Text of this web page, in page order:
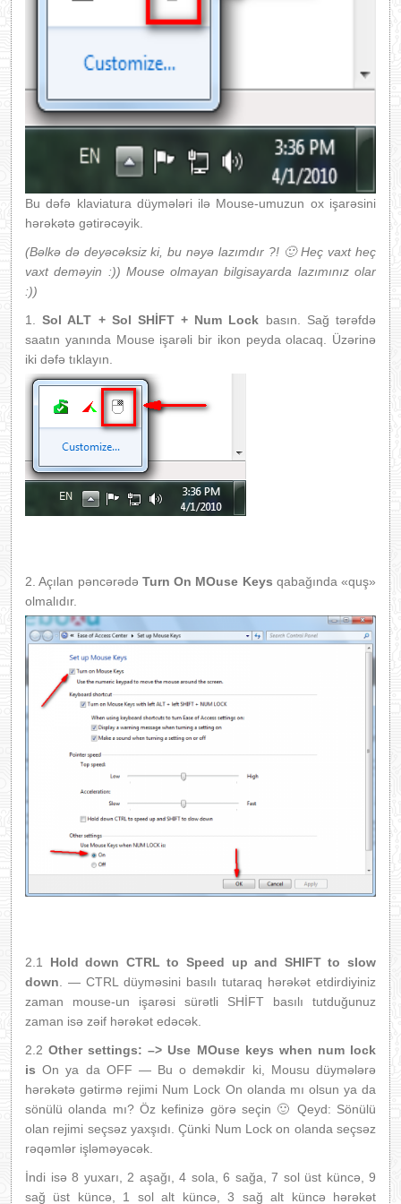
Bu dəfə klaviatura düymələri ilə Mouse-umuzun ox işarəsini
hərəkətə gətirəcəyik.
(Bəlkə də deyəcəksiz ki, bu nəyə lazımdır ?! 🙂 Heç vaxt heç
vaxt deməyin :)) Mouse olmayan bilgisayarda lazımınız olar
:))
1.Sol ALT + Sol SHİFT + Num Lock basın. Sağ tərəfdə
saatın yanında Mouse işarəli bir ikon peyda olacaq. Üzərinə
iki dəfə tıklayın.
2. Açılan pəncərədə Turn On MOuse Keys qabağında «quş»
olmalıdır.
2.1 Hold down CTRL to Speed up and SHIFT to slow
down . — CTRL düyməsini basılı tutaraq hərəkət etdirdiyiniz
zaman mouse-un işarəsi sürətli SHİFT basılı tutduğunuz
zaman isə zəif hərəkət edəcək.
2.2Other settings: –> Use MOuse keys when num lock
is On ya da OFF — Bu o deməkdir ki, Mousu düymələrə
hərəkətə gətirmə rejimi Num Lock On olanda mı olsun ya da
sönülü olanda mı? Öz kefinizə görə seçin 🙂 Qeyd: Sönülü
olan rejimi seçsəz yaxşıdı. Çünki Num Lock on olanda seçsəz
rəqəmlər işləməyəcək.
İndi isə 8 yuxarı, 2 aşağı, 4 sola, 6 sağa, 7 sol üst küncə, 9
sağ üst küncə, 1 sol alt küncə, 3 sağ alt küncə hərəkət